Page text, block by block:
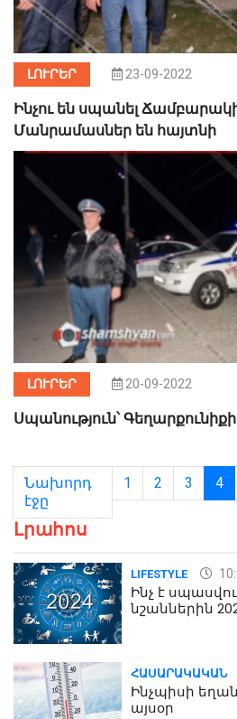
ԼՈՒՐԵՐ 23-09-2022
Ինչու են սպանել
Մանրամասներ են հայտնի
ԼՈՒՐԵՐ 20-09-2022
Սպանություն՝
Նախորդ
էջը
1 2 3 4
Լրահոս
LIFESTYLE
Ինչ է
նշաններին
ՀԱՍԱՐԱԿԱԿԱՆ
Ինչպիսի
այսօր